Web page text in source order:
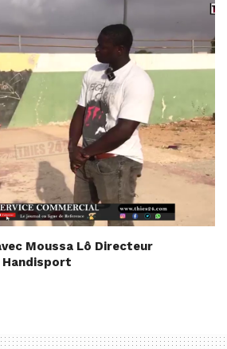
Moussa Lô Directeur
Handisport